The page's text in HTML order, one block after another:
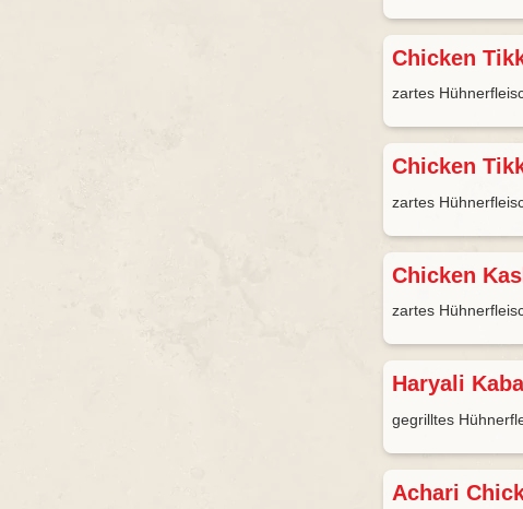
Chicken
zartes
Chicken
zartes
Chicken
zartes
Haryali
gegrilltes
Achari